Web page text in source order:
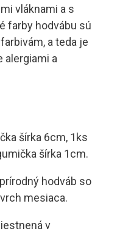
vláknami a s
farby hodvábu sú
a teda je
alergiami a
šírka 6cm, 1ks
šírka 1cm.
hodváb so
mesiaca.
v